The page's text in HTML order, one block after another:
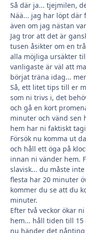
Så där ja... tjejmilen,
Nää... jag har löpt där
även om jag nästan
Jag tror att det är
tusen åsikter om en
alla möjliga ursäkter
vanligaste är väl att
börjat träna idag...
Så, ett litet tips till er
som ni trivs i, det
och gå en kort
minuter och vänd sen
hem har ni faktiskt
Försök nu komma ut
och håll ett öga på
innan ni vänder hem.
slavisk... du måste
flesta har 20 minuter
kommer du se att du
minuter.
Efter två veckor ökar
hem... håll tiden till
nu händer det